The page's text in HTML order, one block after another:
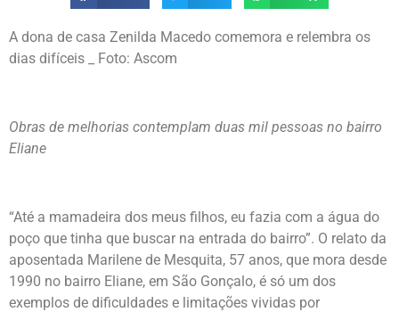
A dona de casa Zenilda Macedo comemora e relembra os
dias difíceis _ Foto: Ascom
Obras de melhorias contemplam duas mil pessoas no bairro
Eliane
“Até a mamadeira dos meus filhos, eu fazia com a água do
poço que tinha que buscar na entrada do bairro”. O relato da
aposentada Marilene de Mesquita, 57 anos, que mora desde
1990 no bairro Eliane, em São Gonçalo, é só um dos
exemplos de dificuldades e limitações vividas por